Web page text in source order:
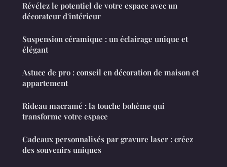
Révélez le potentiel de votre espace avec un
décorateur d'intérieur
Suspension céramique : un éclairage unique et
élégant
Astuce de pro : conseil en décoration de maison et
appartement
Rideau macramé : la touche bohème qui
transforme votre espace
Cadeaux personnalisés par gravure laser : créez
des souvenirs uniques